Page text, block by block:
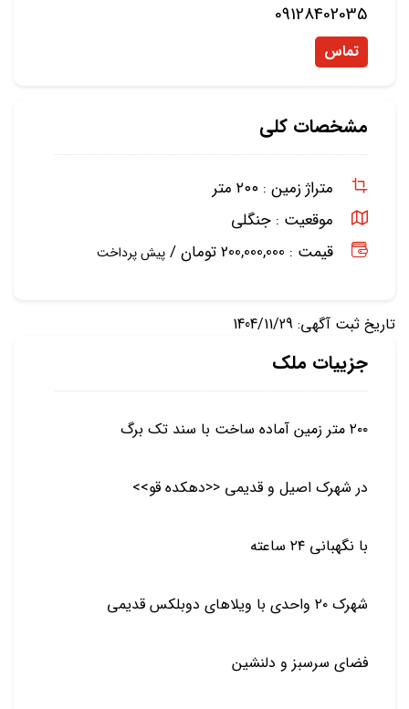
09128402035
تماس
مشخصات کلی
متراژ زمین : ۲۰۰ متر
موقعیت : جنگلی
قیمت : 200,000,000 تومان /
پیش پرداخت
تاریخ ثبت آگهی: 1404/11/29
جزییات ملک
۲۰۰ متر زمین آماده ساخت با سند تک برگ
در شهرک اصیل و قدیمی <<دهکده قو>>
با نگهبانی ۲۴ ساعته
شهرک ۲۰ واحدی با ویلاهای دوبلکس قدیمی
فضای سرسبز و دلنشین